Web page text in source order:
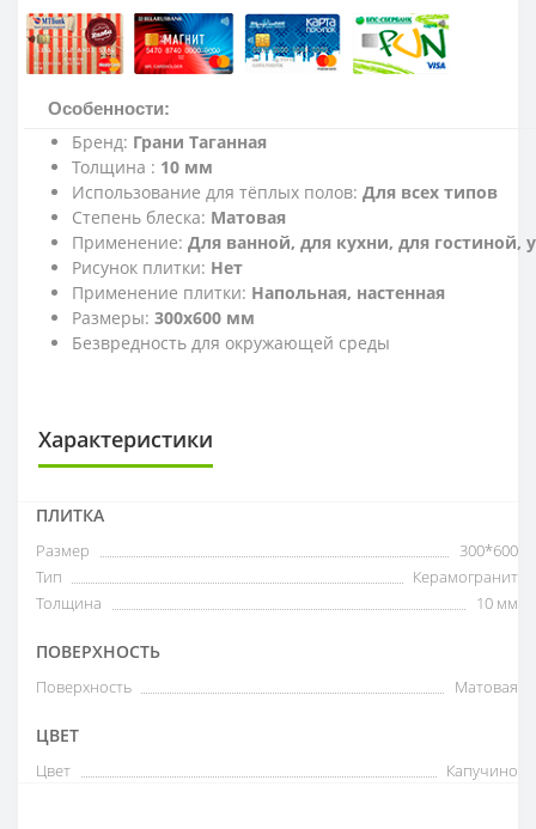
Особенности:
Бренд: Грани Таганная
Толщина : 10 мм
Использование для тёплых полов: Для всех типов
Степень блеска: Матовая
Применение: Для ванной, для кухни, для гостиной,
Рисунок плитки: Нет
Применение плитки: Напольная, настенная
Размеры: 300x600 мм
Безвредность для окружающей среды
Характеристики
ПЛИТКА
Размер
300*600
Тип
Керамогранит
Толщина
10 мм
ПОВЕРХНОСТЬ
Поверхность Матовая
ЦВЕТ
Цвет Капучино